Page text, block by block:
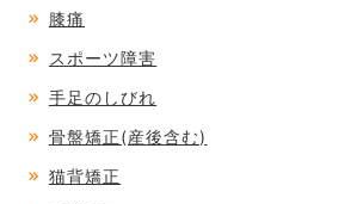
膝痛
スポーツ障害
手足のしびれ
骨盤矯正(産後含む)
猫背矯正